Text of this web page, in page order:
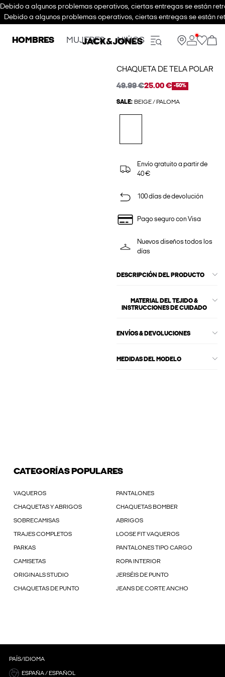
Debido a algunos problemas operativos, ciertas entregas se están
Debido a algunos problemas operativos, ciertas entregas se están
HOMBRES MUJERES NIÑOS
CHAQUETA DE TELA POLAR
49.99 €25.00 € -50%
SALE: BEIGE / PALOMA
Envío gratuito a partir de
40 €
100 días de devolución
Pago seguro con Visa
Nuevos diseños todos los
días
DESCRIPCIÓN DEL PRODUCTO
MATERIAL DEL TEJIDO &
INSTRUCCIONES DE CUIDADO
ENVÍOS & DEVOLUCIONES
MEDIDAS DEL MODELO
CATEGORÍAS POPULARES
VAQUEROS PANTALONES
CHAQUETAS Y ABRIGOS CHAQUETAS BOMBER
SOBRECAMISAS ABRIGOS
TRAJES COMPLETOS LOOSE FIT VAQUEROS
PARKAS PANTALONES TIPO CARGO
CAMISETAS ROPA INTERIOR
ORIGINALS STUDIO JERSÉIS DE PUNTO
CHAQUETAS DE PUNTO JEANS DE CORTE ANCHO
PAÍS/IDIOMA
ESPAÑA / ESPAÑOL